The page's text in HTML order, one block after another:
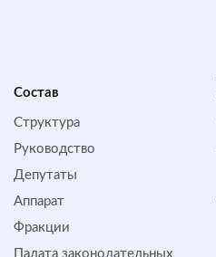
Состав
Структура
Руководство
Депутаты
Аппарат
Фракции
Палата законодательных